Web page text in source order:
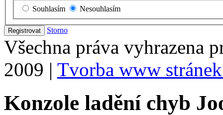
Souhlasím
Nesouhlasím
Registrovat Storno
Všechna práva vyhrazena
2009 | Tvorba www
Konzole ladění chyb